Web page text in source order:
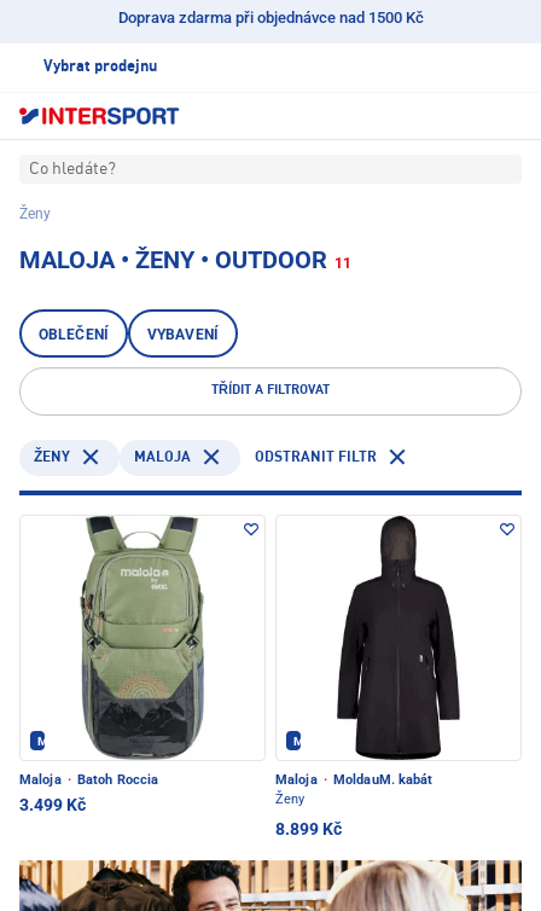
Doprava zdarma při objednávce nad 1500 Kč
Vybrat prodejnu
Co hledáte?
Ženy
MALOJA • ŽENY • OUTDOOR 11
OBLEČENÍ VYBAVENÍ
TŘÍDIT A FILTROVAT
ŽENY MALOJA ODSTRANIT FILTR
Maloja - PEC POD SNĚŽKOU
Maloja · Batoh Roccia
3.499 Kč
Maloja - PEC POD SNĚŽKOU
Maloja · MoldauM. kabát
Ženy
8.899 Kč